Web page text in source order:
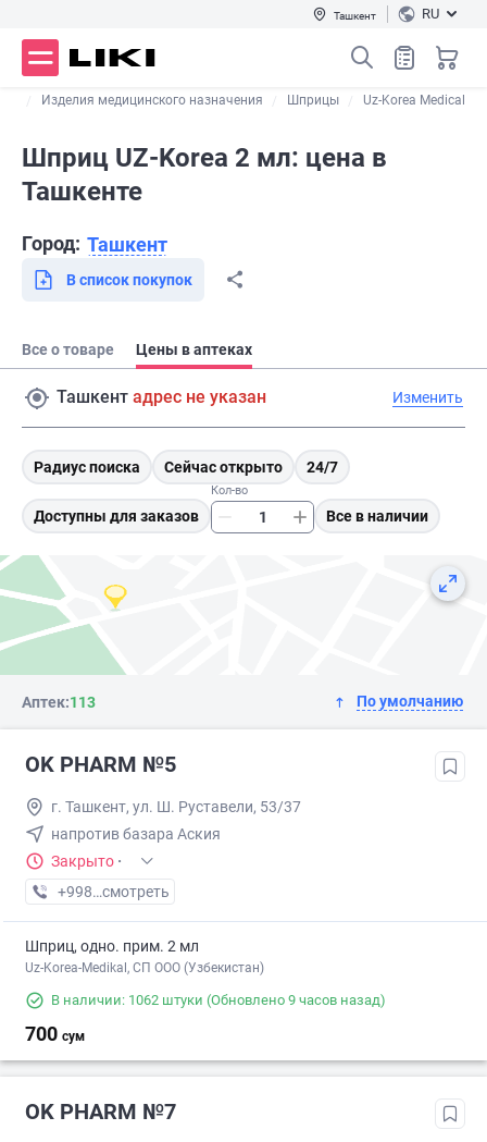
Ташкент RU
Изделия медицинского назначения Шприцы Uz-Korea Medical
Шприц UZ-Korea 2 мл: цена в
Ташкенте
Город: Ташкент
В список покупок
Все о товаре Цены в аптеках
Ташкент адрес не указан Изменить
Радиус поиска Сейчас открыто 24/7
Доступны для заказов
Кол-во
Все в наличии
Аптек:113 По умолчанию
OK PHARM №5
г. Ташкент, ул. Ш. Руставели, 53/37
напротив базара Аския
Закрыто ·
+998 (90) XXX-XX-XX
смотреть
Шприц, одно. прим. 2 мл
Uz-Korea-Medikal, СП ООО (Узбекистан)
В наличии: 1062 штуки (Обновлено 9 часов назад)
700 сум
OK PHARM №7